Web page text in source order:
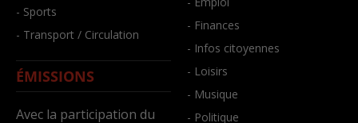
- Sports
- Transport / Circulation
ÉMISSIONS
Avec la participation du
- Finances
- Infos citoyennes
- Loisirs
- Musique
- Politique